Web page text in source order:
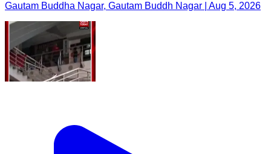
Gautam Buddha Nagar, Gautam Buddh Nagar | Aug 5, 2026